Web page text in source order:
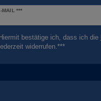
MAIL ***
Hiermit bestätige ich, dass ich die
widerrufen.***